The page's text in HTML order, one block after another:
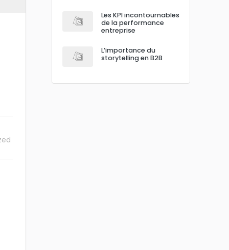
Les KPI incontournables
de la performance
entreprise
L’importance du
storytelling en B2B